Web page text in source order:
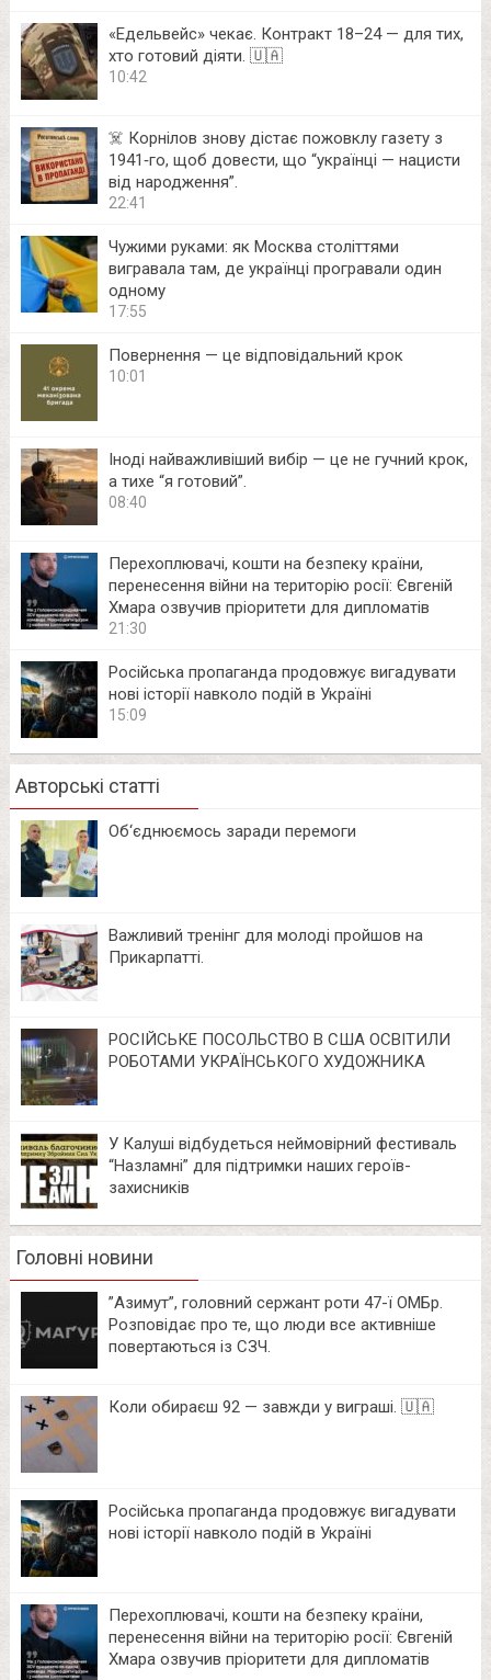
«Едельвейс» чекає. Контракт 18–24 — для тих,
хто готовий діяти. 🇺🇦
10:42
☠️ Корнілов знову дістає пожовклу газету з
1941‑го, щоб довести, що “українці — нацисти
від народження”.
22:41
Чужими руками: як Москва століттями
вигравала там, де українці програвали один
одному
17:55
Повернення — це відповідальний крок
10:01
Іноді найважливіший вибір — це не гучний крок,
а тихе “я готовий”.
08:40
Перехоплювачі, кошти на безпеку країни,
перенесення війни на територію росії: Євгеній
Хмара озвучив пріоритети для дипломатів
21:30
Російська пропаганда продовжує вигадувати
нові історії навколо подій в Україні
15:09
Авторські статті
Об‘єднюємось заради перемоги
Важливий тренінг для молоді пройшов на
Прикарпатті.
РОСІЙСЬКЕ ПОСОЛЬСТВО В США ОСВІТИЛИ
РОБОТАМИ УКРАЇНСЬКОГО ХУДОЖНИКА
У Калуші відбудеться неймовірний фестиваль
“Назламні” для підтримки наших героїв-
захисників
Головні новини
⁨”Азимут”, головний сержант роти 47-ї ОМБр.
Розповідає про те, що люди все активніше
повертаються із СЗЧ.
Коли обираєш 92 — завжди у виграші. 🇺🇦
Російська пропаганда продовжує вигадувати
нові історії навколо подій в Україні
Перехоплювачі, кошти на безпеку країни,
перенесення війни на територію росії: Євгеній
Хмара озвучив пріоритети для дипломатів